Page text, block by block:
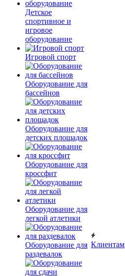
Детское
спортивное и
игровое
оборудование
Игровой спорт
Оборудование для
бассейнов
Оборудование для
детских площадок
Оборудование для
кроссфит
Оборудование для
легкой атлетики
Оборудование для
раздевалок
Клиентам